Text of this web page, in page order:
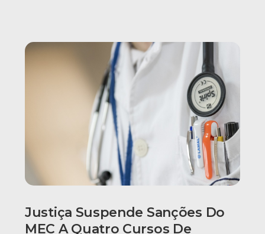
Justiça Suspende Sanções Do
MEC A Quatro Cursos De